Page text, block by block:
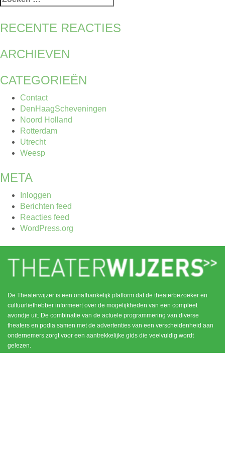
naar:
RECENTE REACTIES
ARCHIEVEN
CATEGORIEËN
Contact
DenHaagScheveningen
Noord Holland
Rotterdam
Utrecht
Weesp
META
Inloggen
Berichten feed
Reacties feed
WordPress.org
De Theaterwijzer is een onafhankelijk platform dat de theaterbezoeker en
cultuurliefhebber informeert over de mogelijkheden van een compleet
avondje uit. De combinatie van de actuele programmering van diverse
theaters en podia samen met de advertenties van een verscheidenheid aan
ondernemers zorgt voor een aantrekkelijke gids die veelvuldig wordt
gelezen.